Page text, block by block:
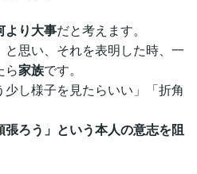
より大事だと考えます。
思い、それを表明した時、一
ら家族です。
少し様子を見たらいい」「折角
張ろう」という本人の意志を阻